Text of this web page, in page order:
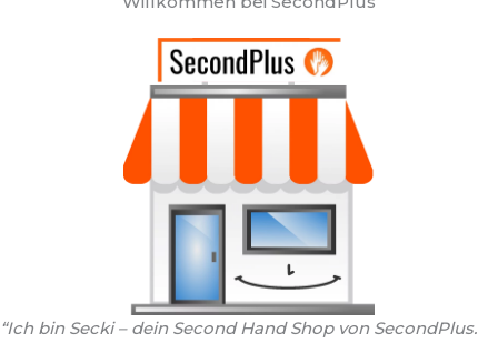
“Ich bin Secki – dein Second Hand Shop von SecondPlus.